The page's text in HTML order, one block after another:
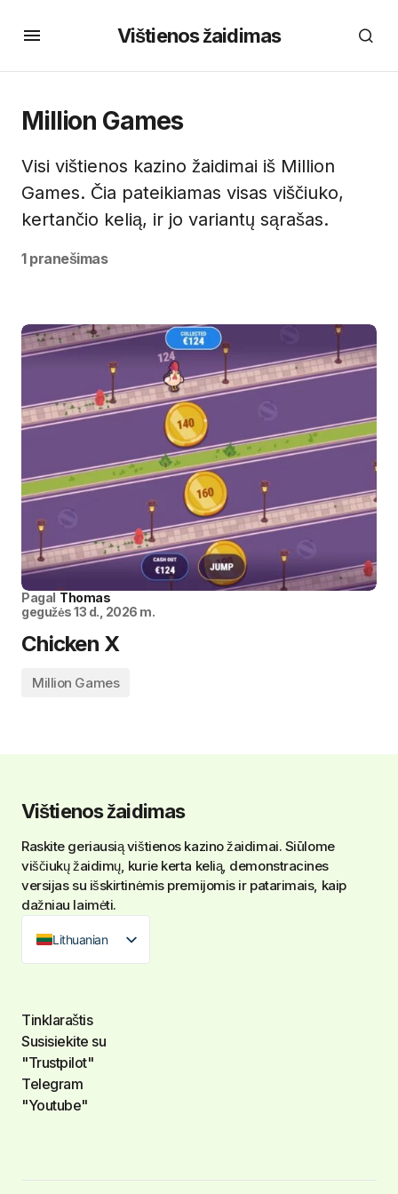
Vištienos žaidimas
Million Games
Visi vištienos kazino žaidimai iš Million
Games. Čia pateikiamas visas viščiuko,
kertančio kelią, ir jo variantų sąrašas.
1 pranešimas
Pagal Thomas
gegužės 13 d., 2026 m.
Chicken X
Million Games
Vištienos žaidimas
Raskite geriausiąvištienos kazino žaidimai. Siūlome
viščiukų žaidimų, kurie kerta kelią, demonstracines
versijas su išskirtinėmis premijomis ir patarimais, kaip
dažniau laimėti.
Lithuanian
Tinklaraštis
Susisiekite su
"Trustpilot"
Telegram
"Youtube"